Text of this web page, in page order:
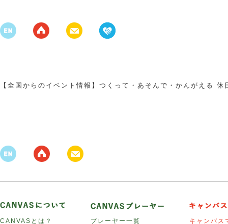
【全国からのイベント情報】つくって・あそんで・かんがえる
CANVASとは？
プレーヤー一覧
キャンバス